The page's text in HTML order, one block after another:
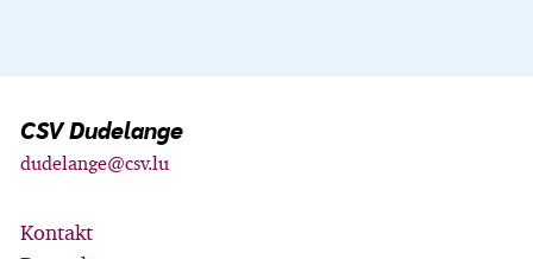
CSV Dudelange
dudelange@csv.lu
Kontakt